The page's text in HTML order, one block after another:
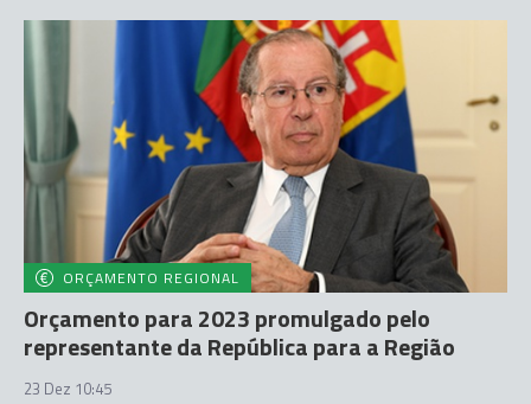
ORÇAMENTO REGIONAL
Orçamento para 2023 promulgado pelo
representante da República para a Região
23 Dez 10:45